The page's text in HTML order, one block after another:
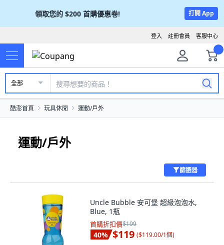
領取您的 $200 首購優惠卷! 打開 App
客服中心
註冊會員
登入
全部
酷澎首頁 玩具休閒 運動/戶外
運動/戶外
篩選器
Uncle Bubble 安可堡 超級泡泡水,
Blue, 1瓶
首購折扣價$199
40% $119 ($119.00/1個)